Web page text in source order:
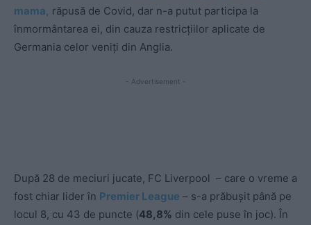
mama, răpusă de Covid, dar n-a putut participa la
înmormântarea ei, din cauza restricțiilor aplicate de
Germania celor veniți din Anglia.
- Advertisement -
După 28 de meciuri jucate, FC Liverpool – care o vreme a
fost chiar lider în Premier League – s-a prăbușit până pe
locul 8, cu 43 de puncte (48,8% din cele puse în joc). În